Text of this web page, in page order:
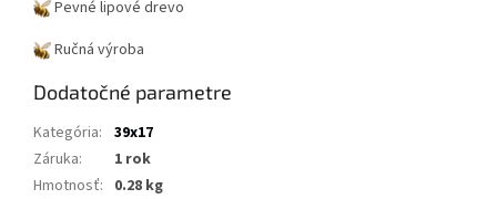
Pevné lipové drevo
Ručná výroba
Dodatočné parametre
Kategória: 39x17
Záruka:
1 rok
Hmotnosť: 0.28 kg